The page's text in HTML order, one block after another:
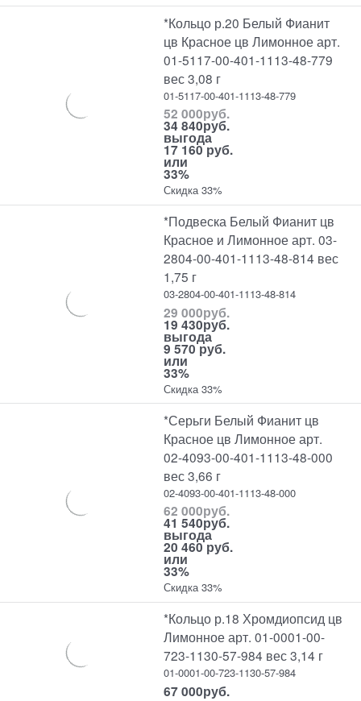
*Кольцо р.20 Белый Фианит
цв Красное цв Лимонное арт.
01-5117-00-401-1113-48-779
вес 3,08 г
01-5117-00-401-1113-48-779
52 000руб.
34 840руб.
выгода
17 160 руб.
или
33%
Скидка 33%
*Подвеска Белый Фианит цв
Красное и Лимонное арт. 03-
2804-00-401-1113-48-814 вес
1,75 г
03-2804-00-401-1113-48-814
29 000руб.
19 430руб.
выгода
9 570 руб.
или
33%
Скидка 33%
*Серьги Белый Фианит цв
Красное цв Лимонное арт.
02-4093-00-401-1113-48-000
вес 3,66 г
02-4093-00-401-1113-48-000
62 000руб.
41 540руб.
выгода
20 460 руб.
или
33%
Скидка 33%
*Кольцо р.18 Хромдиопсид цв
Лимонное арт. 01-0001-00-
723-1130-57-984 вес 3,14 г
01-0001-00-723-1130-57-984
67 000руб.